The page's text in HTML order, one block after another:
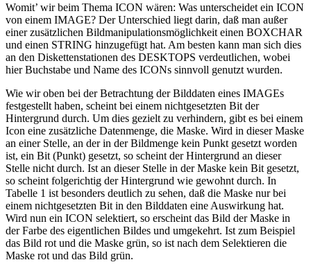
Womit’ wir beim Thema ICON wären: Was unterscheidet ein ICON
von einem IMAGE? Der Unterschied liegt darin, daß man außer
einer zusätzlichen Bildmanipulationsmöglichkeit einen BOXCHAR
und einen STRING hinzugefügt hat. Am besten kann man sich dies
an den Diskettenstationen des DESKTOPS verdeutlichen, wobei
hier Buchstabe und Name des ICONs sinnvoll genutzt wurden.
Wie wir oben bei der Betrachtung der Bilddaten eines IMAGEs
festgestellt haben, scheint bei einem nichtgesetzten Bit der
Hintergrund durch. Um dies gezielt zu verhindern, gibt es bei einem
Icon eine zusätzliche Datenmenge, die Maske. Wird in dieser Maske
an einer Stelle, an der in der Bildmenge kein Punkt gesetzt worden
ist, ein Bit (Punkt) gesetzt, so scheint der Hintergrund an dieser
Stelle nicht durch. Ist an dieser Stelle in der Maske kein Bit gesetzt,
so scheint folgerichtig der Hintergrund wie gewohnt durch. In
Tabelle 1 ist besonders deutlich zu sehen, daß die Maske nur bei
einem nichtgesetzten Bit in den Bilddaten eine Auswirkung hat.
Wird nun ein ICON selektiert, so erscheint das Bild der Maske in
der Farbe des eigentlichen Bildes und umgekehrt. Ist zum Beispiel
das Bild rot und die Maske grün, so ist nach dem Selektieren die
Maske rot und das Bild grün.